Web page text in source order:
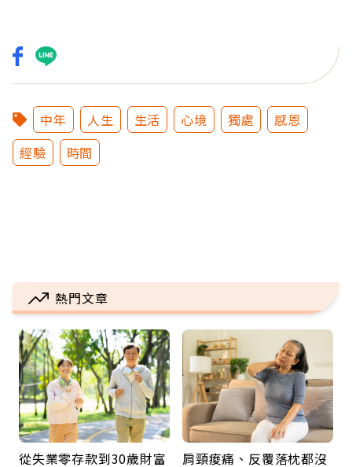
中年 人生 生活 心境 獨處
感恩
經驗
時間
熱門文章
從失業零存款到30歲財富
肩頸痠痛、反覆落枕都沒